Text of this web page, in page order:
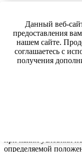
Информация на сайте
определяемой
Данный веб-
предоставления
нашем сайте.
соглашаетесь с
получения